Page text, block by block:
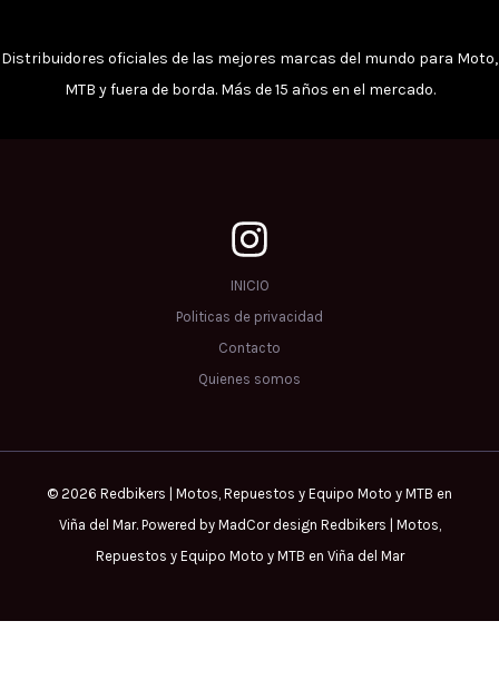
Distribuidores oficiales de las mejores marcas del mundo para Moto,
MTB y fuera de borda. Más de 15 años en el mercado.
INICIO
Politicas de privacidad
Contacto
Quienes somos
© 2026 Redbikers | Motos, Repuestos y Equipo Moto y MTB en
Viña del Mar. Powered by MadCor design Redbikers | Motos,
Repuestos y Equipo Moto y MTB en Viña del Mar